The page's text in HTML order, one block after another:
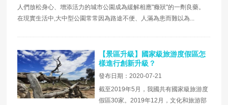
人們放松身心、增添活力的城市公園成為緩解相應"癥狀"的一劑良藥。
在現實生活中,大中型公園常常因為路途不便、人滿為患而難以為...
【景區升級】國家級旅游度假區怎
樣進行創新升級？
發布日期：2020-07-21
截至2019年5月，我國共有國家級旅游度
假區30家。2019年12月，文化和旅游部